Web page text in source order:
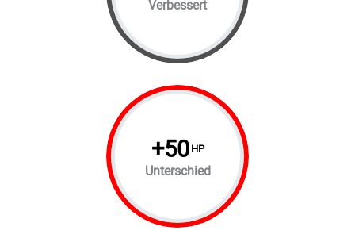
Verbessert
+50 HP
Unterschied